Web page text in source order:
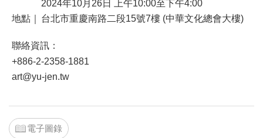
2024年10月26日 上午10:00至下午4:00
地點｜
台北市重慶南路二段15號7樓 (中華文化總會大樓)
聯絡資訊：
+886-2-2358-1881
art@yu-jen.tw
電子圖錄